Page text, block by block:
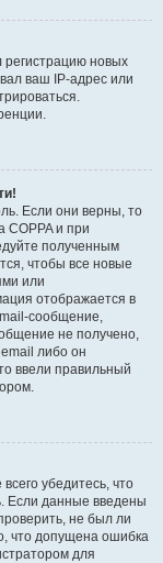
новых
ваш IP-адрес или
Если они верны, то
COPPA и при
полученным
чтобы все новые
или
отображается в
сообщение,
не получено,
либо он
ввели правильный
убедитесь, что
Если данные введены
не был ли
что допущена ошибка
для